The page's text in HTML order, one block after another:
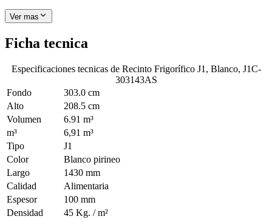
Ver mas
Ficha tecnica
Especificaciones tecnicas de Recinto Frigorífico J1, Blanco, J1C-
303143AS
Fondo
303.0 cm
Alto
208.5 cm
Volumen
6.91 m³
m³
6,91 m³
Tipo
J1
Color
Blanco pirineo
Largo
1430 mm
Calidad
Alimentaria
Espesor
100 mm
Densidad
45 Kg. / m²